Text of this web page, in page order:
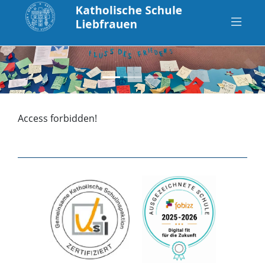
zurück
Access forbidden!